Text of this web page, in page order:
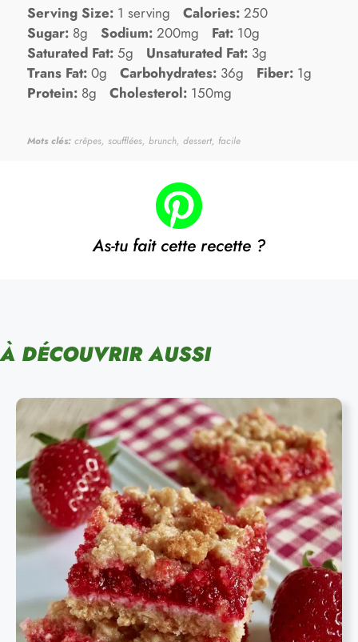
Serving Size: 1 serving Calories: 250
Sugar: 8g Sodium: 200mg Fat: 10g
Saturated Fat: 5g Unsaturated Fat: 3g
Trans Fat: 0g Carbohydrates: 36g Fiber: 1g
Protein: 8g Cholesterol: 150mg
Mots clés: crêpes, soufflées, brunch, dessert, facile
As-tu fait cette recette ?
À DÉCOUVRIR AUSSI